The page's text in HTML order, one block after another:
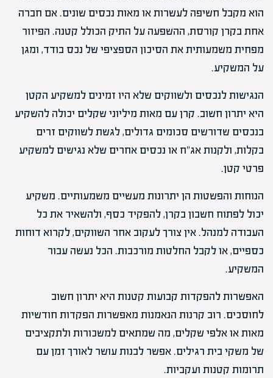
הוא מקבל חשיפה לעשרות או מאות נכסים שונים. אם חברה
אחת בקרן קורסת, ההשפעה על התיק הכולל קטנה. הפיזור
מפחית משמעותית את הסיכון הספציפי של נכס בודד, ומגן
על המשקיע.
הנגישות לנכסים ולשווקים שלא היו זמינים למשקיע הקטן
היא יתרון חשוב. קרן עם מאות מיליוני שקלים יכולה להשקיע
בנכסים שדורשים סכומים גדולים, לגשת לשווקים זרים
בקלות, ולקנות אג"ח או נכסים אחרים שלא נגישים למשקיע
פרטי קטן.
הנוחות והפשטות הן יתרונות מעשיים משמעותיים. משקיע
יכול לפתוח חשבון בקרן, להפקיד כסף, ולהשאיר את כל
העבודה למנהל. אין צורך לעקוב אחר השווקים, לקרוא דוחות
כספיים, או לקבל החלטות מורכבות. הכל נעשה עבור
המשקיע.
האפשרות להפקדות קבועות קטנות היא יתרון חשוב
לחוסכים. רוב קרנות הנאמנות מאפשרות הפקדות חודשיות
מאות או אלפי שקלים, מה שמתאים למשכורות ולתקציבים
של משקי בית רגילים. אפשר לבנות עושר לאורך זמן עם
תרומות קטנות ועקביות.